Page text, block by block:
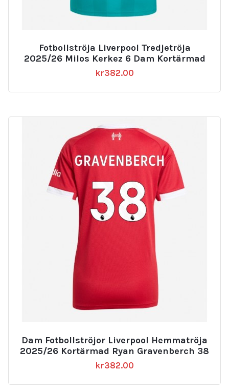
Fotbollströja Liverpool Tredjetröja
2025/26 Milos Kerkez 6 Dam Kortärmad
kr382.00
Dam Fotbollströjor Liverpool Hemmatröja
2025/26 Kortärmad Ryan Gravenberch 38
kr382.00